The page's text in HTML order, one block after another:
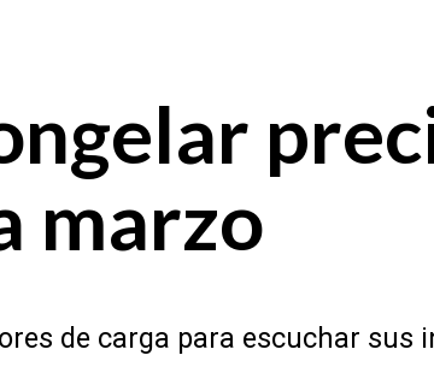
marzo
de carga para escuchar sus